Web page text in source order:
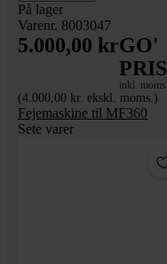
På lager
Varenr. 8003047
5.000,00 krGO'
PRIS
inkl. moms
(4.000,00 kr. ekskl. moms.)
Fejemaskine til MF360
Sete varer